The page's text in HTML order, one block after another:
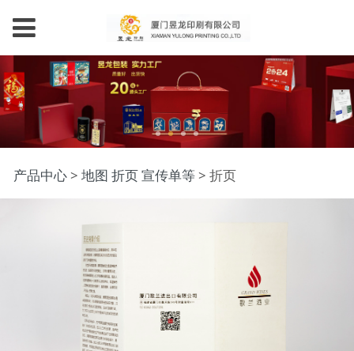
折页
产品中心> 地图 折页 宣传单等> 折页